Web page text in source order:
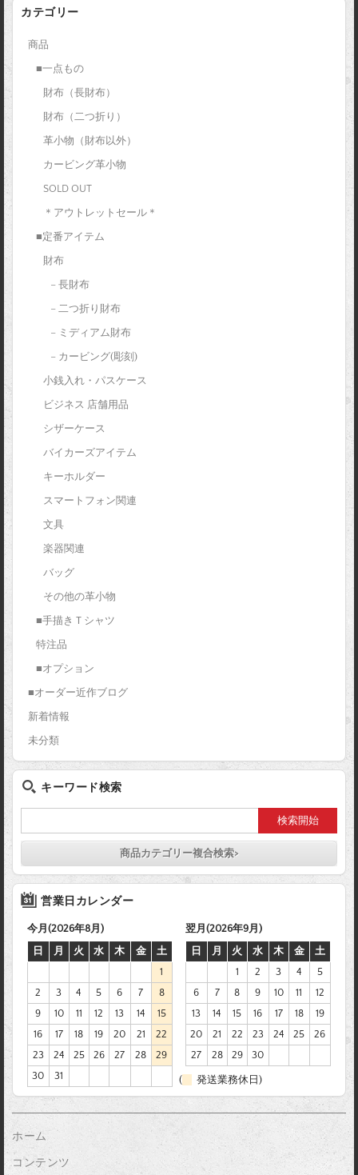
カテゴリー
商品
■一点もの
財布（長財布）
財布（二つ折り）
革小物（財布以外）
カービング革小物
SOLD OUT
＊アウトレットセール＊
■定番アイテム
財布
– 長財布
– 二つ折り財布
– ミディアム財布
– カービング(彫刻)
小銭入れ・パスケース
ビジネス 店舗用品
シザーケース
バイカーズアイテム
キーホルダー
スマートフォン関連
文具
楽器関連
バッグ
その他の革小物
■手描きＴシャツ
特注品
■オプション
■オーダー近作ブログ
新着情報
未分類
キーワード検索
商品カテゴリー複合検索>
営業日カレンダー
今月(2026年8月)
日
月 火 水 木 金
土
1
2
3 4 5 6 7
8
9
10 11 12 13 14
15
16
17 18 19 20 21
22
23
24 25 26 27 28
29
30
31
翌月(2026年9月)
日
月 火 水 木 金
土
1
2 3 4
5
6
7 8 9 10 11
12
13
14 15 16 17 18
19
20
21 22 23 24 25
26
27
28 29 30
( 発送業務休日)
ホーム
コンテンツ